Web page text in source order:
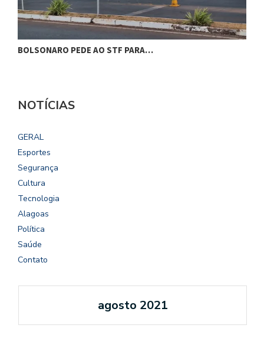
BOLSONARO PEDE AO STF PARA…
NOTÍCIAS
GERAL
Esportes
Segurança
Cultura
Tecnologia
Alagoas
Política
Saúde
Contato
agosto 2021